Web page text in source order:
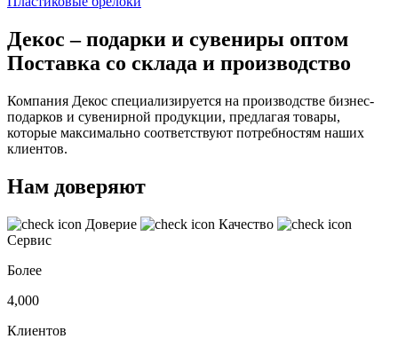
Декос – подарки и сувениры оптом
Поставка со склада и производство
Компания Декос специализируется на производстве бизнес-
подарков и сувенирной продукции, предлагая товары,
которые максимально соответствуют потребностям наших
клиентов.
Нам доверяют
Доверие
Качество
Сервис
Более
4,000
Клиентов